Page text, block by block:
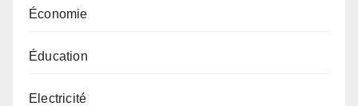
Économie
Éducation
Electricité